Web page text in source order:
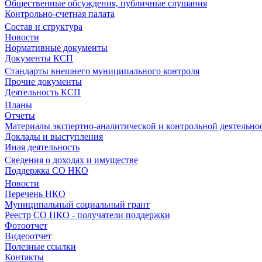
Общественные обсуждения, публичные слушания
Контрольно-счетная палата
Состав и структура
Новости
Нормативные документы
Документы КСП
Стандарты внешнего муниципального контроля
Прочие документы
Деятельность КСП
Планы
Отчеты
Материалы экспертно-аналитической и контрольной
Доклады и выступления
Иная деятельность
Сведения о доходах и имуществе
Поддержка СО НКО
Новости
Перечень НКО
Муниципальный социальный грант
Реестр СО НКО - получатели поддержки
Фотоотчет
Видеоотчет
Полезные ссылки
Контакты